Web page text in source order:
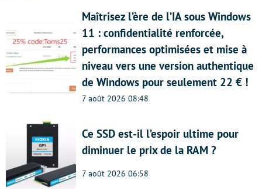
Maîtrisez l’ère de l’IA sous Windows
11 : confidentialité renforcée,
performances optimisées et mise à
niveau vers une version authentique
de Windows pour seulement 22 € !
7 août 2026 08:48
Ce SSD est-il l’espoir ultime pour
diminuer le prix de la RAM ?
7 août 2026 06:58